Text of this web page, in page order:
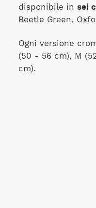
disponibile in sei
Beetle Green,
Ogni versione
(50 - 56 cm), M
cm).